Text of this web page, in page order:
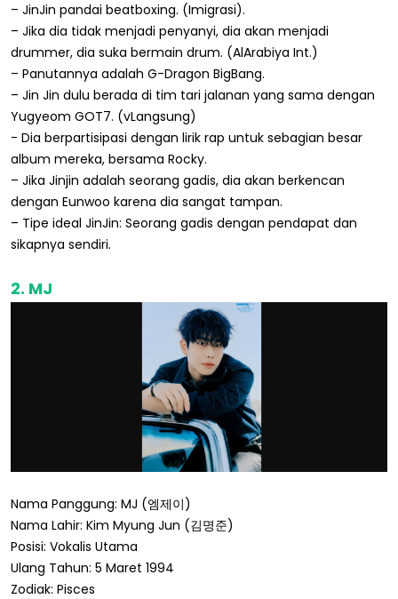
– JinJin pandai beatboxing. (Imigrasi).
– Jika dia tidak menjadi penyanyi, dia akan menjadi
drummer, dia suka bermain drum. (AlArabiya Int.)
– Panutannya adalah G-Dragon BigBang.
– Jin Jin dulu berada di tim tari jalanan yang sama dengan
Yugyeom GOT7. (vLangsung)
- Dia berpartisipasi dengan lirik rap untuk sebagian besar
album mereka, bersama Rocky.
– Jika Jinjin adalah seorang gadis, dia akan berkencan
dengan Eunwoo karena dia sangat tampan.
– Tipe ideal JinJin: Seorang gadis dengan pendapat dan
sikapnya sendiri.
2. MJ
Nama Panggung: MJ (엠제이)
Nama Lahir: Kim Myung Jun (김명준)
Posisi: Vokalis Utama
Ulang Tahun: 5 Maret 1994
Zodiak: Pisces